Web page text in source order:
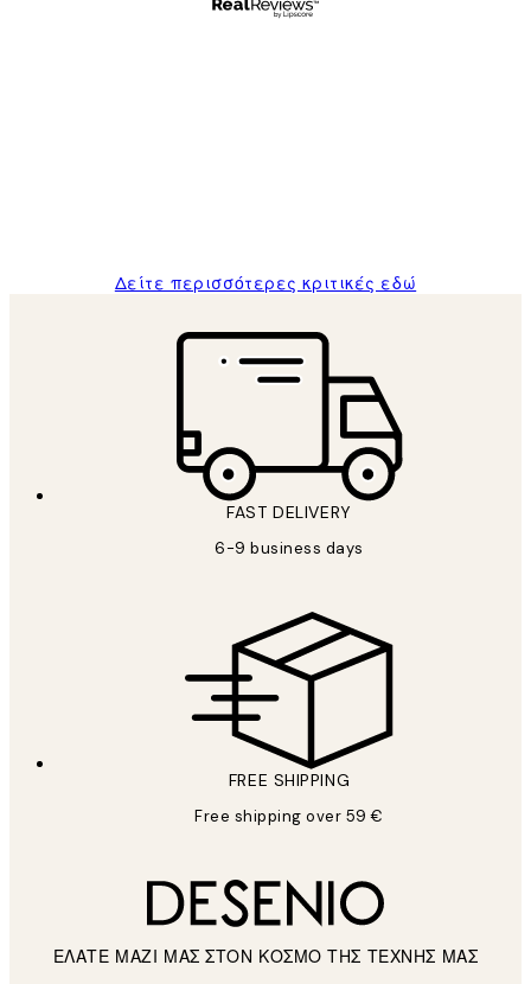
Δείτε περισσότερες κριτικές εδώ
FAST DELIVERY
6-9 business days
FREE SHIPPING
Free shipping over 59 €
ΕΛΑΤΕ ΜΑΖΙ ΜΑΣ ΣΤΟΝ ΚΟΣΜΟ ΤΗΣ ΤΕΧΝΗΣ ΜΑΣ